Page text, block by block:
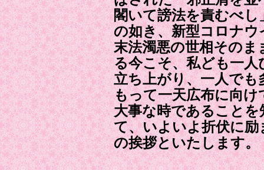
閣いて謗法を責むべし
の如き、新型コロナ
末法濁悪の世相その
る今こそ、私ども一
立ち上がり、一人で
もって一天広布に向
大事な時であることを
て、いよいよ折伏に
の挨拶といたします。